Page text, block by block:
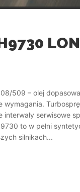
509 – olej
wymagania.
interwały
to w pełni
silnikach...